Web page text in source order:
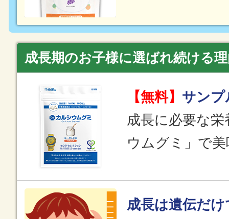
成長期のお子様に選ばれ続ける
【無料】 サンプ
成長に必要な
ウムグミ」で
成長は遺伝だ